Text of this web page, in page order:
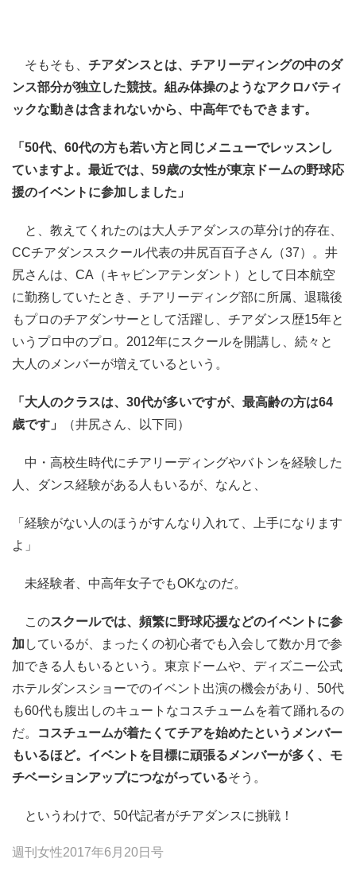
そもそも、 チアダンスとは、チアリーディングの中のダ
ンス部分が独立した競技。組み体操のようなアクロバティ
ックな動きは含まれないから、中高年でもできます。
「50代、60代の方も若い方と同じメニューでレッスンし
ていますよ。最近では、59歳の女性が東京ドームの野球応
援のイベントに参加しました」
と、教えてくれたのは大人チアダンスの草分け的存在、
CCチアダンススクール代表の井尻百百子さん（37）。井
尻さんは、CA（キャビンアテンダント）として日本航空
に勤務していたとき、チアリーディング部に所属、退職後
もプロのチアダンサーとして活躍し、チアダンス歴15年と
いうプロ中のプロ。2012年にスクールを開講し、続々と
大人のメンバーが増えているという。
「大人のクラスは、30代が多いですが、最高齢の方は64
歳です」
（井尻さん、以下同）
中・高校生時代にチアリーディングやバトンを経験した
人、ダンス経験がある人もいるが、なんと、
「経験がない人のほうがすんなり入れて、上手になります
よ」
未経験者、中高年女子でもOKなのだ。
このスクールでは、頻繁に野球応援などのイベントに参
加 しているが、まったくの初心者でも入会して数か月で参
加できる人もいるという。東京ドームや、ディズニー公式
ホテルダンスショーでのイベント出演の機会があり、50代
も60代も腹出しのキュートなコスチュームを着て踊れるの
だ。
コスチュームが着たくてチアを始めたというメンバー
もいるほど。イベントを目標に頑張るメンバーが多く、モ
チベーションアップにつながっているそう。
というわけで、50代記者がチアダンスに挑戦！
週刊女性2017年6月20日号